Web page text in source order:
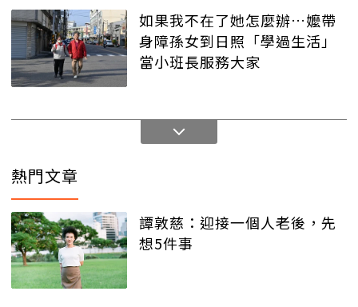
如果我不在了她怎麼辦…嬤帶
身障孫女到日照「學過生活」
當小班長服務大家
熱門文章
譚敦慈：迎接一個人老後，先
想5件事